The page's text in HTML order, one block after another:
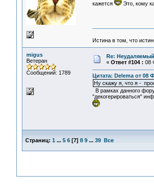
кажется
Это, кому
Истина в том, что
migus
Ветеран
Сообщений: 1789
Re:
« Ответ #104 : 08
Цитата: Delema от 08
Ну скажу я, что я -
В рамках данного
"декогерироваться"
Страниц: 1 ... 5 6[7] 8 9 ... 39 Все